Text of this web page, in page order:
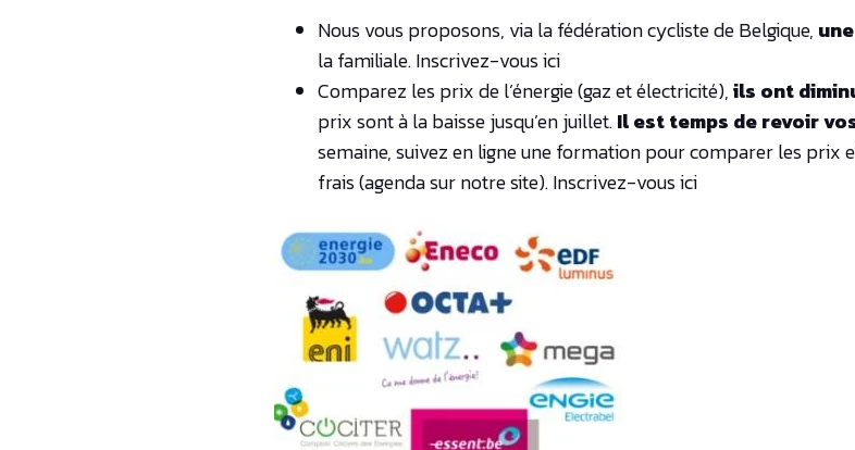
Nous vous proposons, via la fédération cycliste de Belgique,
la familiale. Inscrivez-vous ici
Comparez les prix de l’énergie (gaz et électricité),ils ont
prix sont à la baisse jusqu’en juillet.Il est temps de revoir
semaine, suivez en ligne une formation pour comparer les prix
frais (agenda sur notre site). Inscrivez-vous ici